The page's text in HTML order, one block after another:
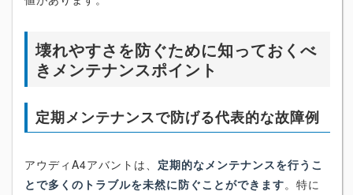
壊れやすさを防ぐために知っておくべ
きメンテナンスポイント
定期メンテナンスで防げる代表的な故障例
アウディA4アバントは、 定期的なメンテナンスを行うこ
とで多くのトラブルを未然に防ぐことができます。特に